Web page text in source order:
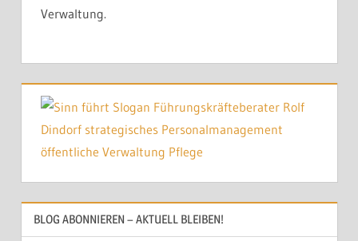
Verwaltung.
BLOG ABONNIEREN – AKTUELL BLEIBEN!